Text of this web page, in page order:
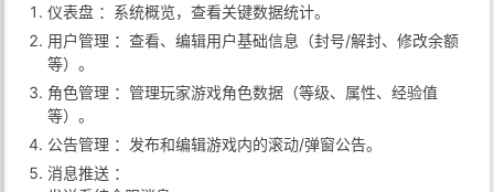
仪表盘 ：系统概览，查看关键数据统计。
用户管理 ：查看、编辑用户基础信息（封号/解封、修改余额
等）。
角色管理 ：管理玩家游戏角色数据（等级、属性、经验值
等）。
公告管理 ：发布和编辑游戏内的滚动/弹窗公告。
消息推送 ：